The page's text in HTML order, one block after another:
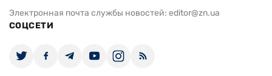
Электронная почта службы новостей: editor@zn.ua
СОЦСЕТИ